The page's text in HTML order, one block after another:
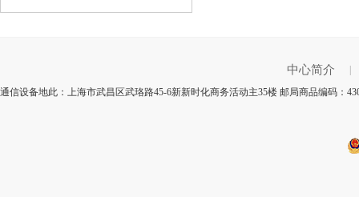
中心简介
通信设备地此：上海市武昌区武珞路45-6新新时化商务活动主35楼 邮局商品编码：